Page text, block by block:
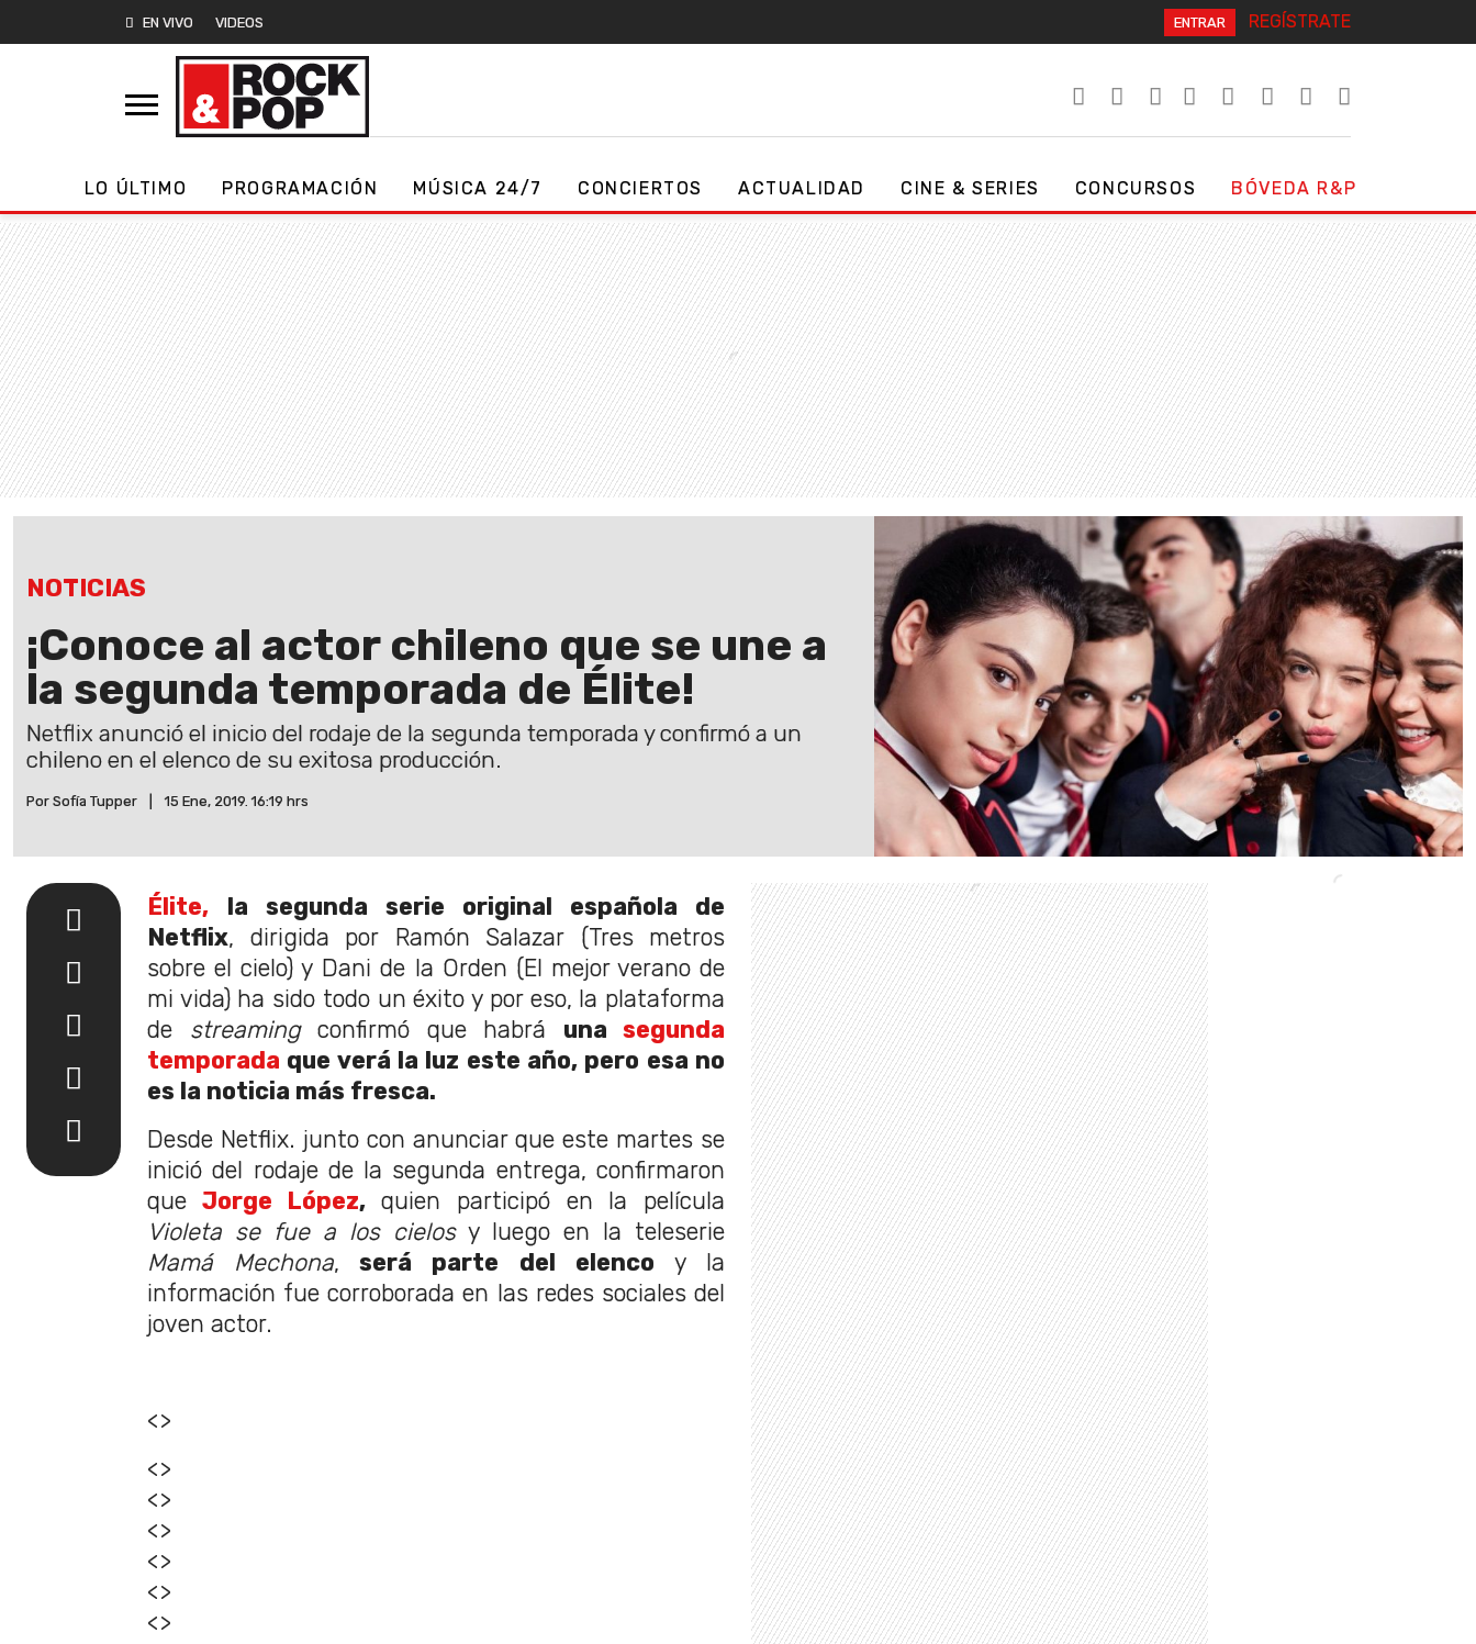
EN VIVO VIDEOS ENTRAR REGÍSTRATE
LO ÚLTIMO PROGRAMACIÓN MÚSICA 24/7 CONCIERTOS ACTUALIDAD CINE & SERIES CONCURSOS BÓVEDA R&P
NOTICIAS
¡Conoce al actor chileno que se une a
la segunda temporada de Élite!
Netflix anunció el inicio del rodaje de la segunda temporada y confirmó a un
chileno en el elenco de su exitosa producción.
Por Sofía Tupper 15 Ene, 2019. 16:19 hrs
Élite,
la segunda serie original española de
Netflix, dirigida por Ramón Salazar (Tres metros
sobre el cielo) y Dani de la Orden (El mejor verano de
mi vida) ha sido todo un éxito y por eso, la plataforma
de streamingconfirmó que habrá una segunda
temporada que verá la luz este año, pero esa no
es la noticia más fresca.
Desde Netflix. junto con anunciar que este martes se
inició del rodaje de la segunda entrega, confirmaron
que Jorge López,quien participó en la película
Violeta se fue a los cielosy luego en la teleserie
Mamá Mechona, será parte del elenco y la
información fue corroborada en las redes sociales del
joven actor.
<>
<>
<>
<>
<>
<>
<>